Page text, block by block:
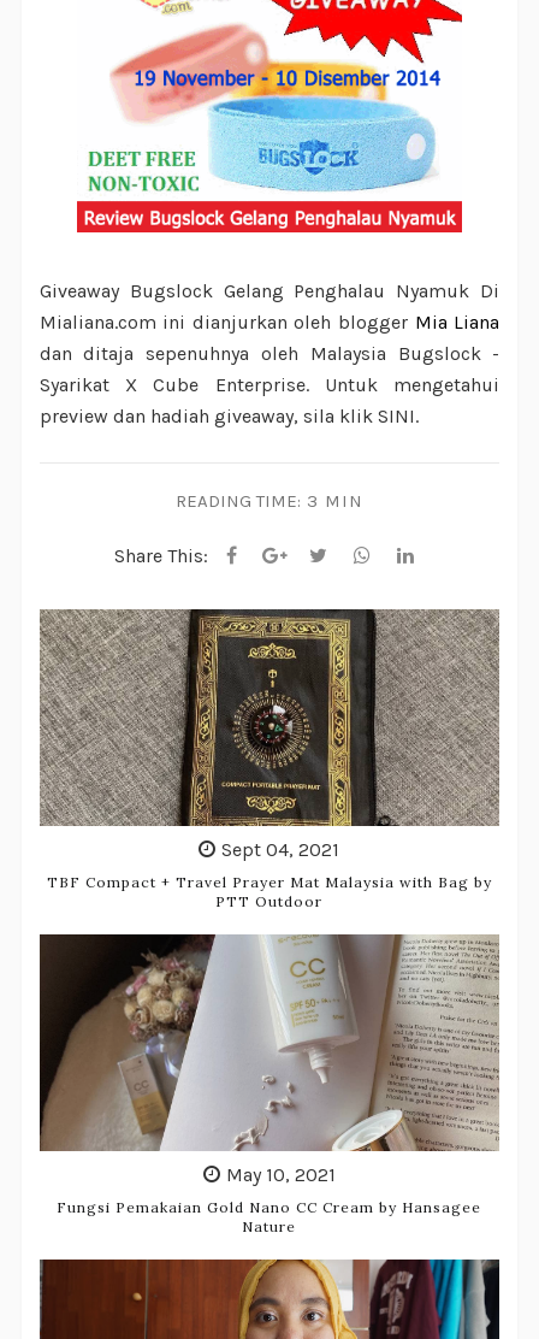
Giveaway Bugslock Gelang Penghalau Nyamuk Di
Mialiana.com ini dianjurkan oleh blogger Mia Liana
dan ditaja sepenuhnya oleh Malaysia Bugslock -
Syarikat X Cube Enterprise. Untuk mengetahui
preview dan hadiah giveaway, sila klik SINI.
READING TIME: 3 MIN
Share This:
Sept 04, 2021
TBF Compact + Travel Prayer Mat Malaysia with Bag by
PTT Outdoor
May 10, 2021
Fungsi Pemakaian Gold Nano CC Cream by Hansagee
Nature